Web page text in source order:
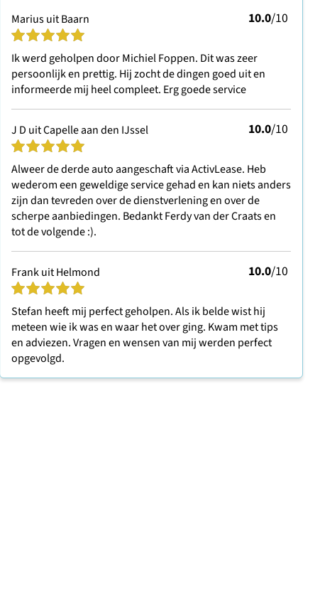
Marius uit Baarn 10.0/10
Ik werd geholpen door Michiel Foppen. Dit was zeer
persoonlijk en prettig. Hij zocht de dingen goed uit en
informeerde mij heel compleet. Erg goede service
J D uit Capelle aan den IJssel 10.0/10
Alweer de derde auto aangeschaft via ActivLease. Heb
wederom een geweldige service gehad en kan niets anders
zijn dan tevreden over de dienstverlening en over de
scherpe aanbiedingen. Bedankt Ferdy van der Craats en
tot de volgende :).
Frank uit Helmond 10.0/10
Stefan heeft mij perfect geholpen. Als ik belde wist hij
meteen wie ik was en waar het over ging. Kwam met tips
en adviezen. Vragen en wensen van mij werden perfect
opgevolgd.